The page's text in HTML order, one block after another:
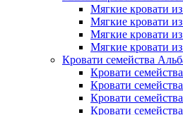
Мягкие кровати
Мягкие кровати из
Мягкие кровати
Мягкие кровати
Кровати семейства
Кровати
Кровати
Кровати
Кровати